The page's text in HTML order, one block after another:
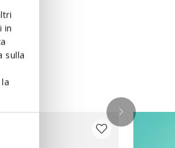
in
sulla